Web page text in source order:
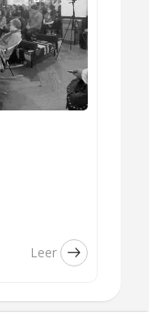
Leer